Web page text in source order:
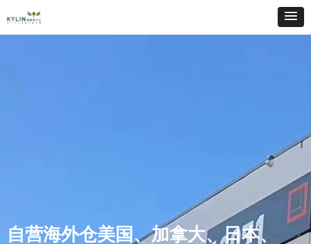
、日本、
美国/加拿大/澳大利亚/
DDU、DDP双清服务
主营纯电池类、电动车
类、中大件类